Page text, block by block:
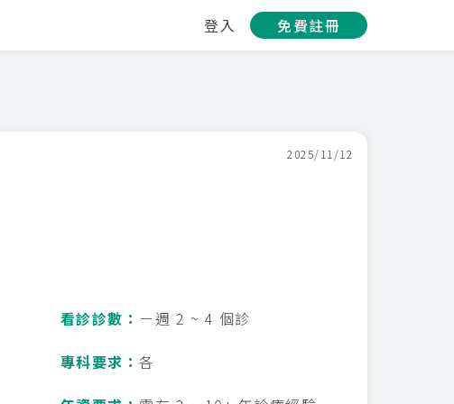
登入 免費註冊
2025/11/12
看診診數： ㄧ週 2 ~ 4 個診
專科要求：各